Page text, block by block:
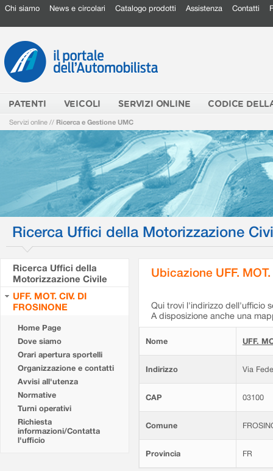
Chi siamo News e circolari Catalogo prodotti Assistenza Contatti
PATENTI VEICOLI SERVIZI ONLINE CODICE
Servizi online // Ricerca e Gestione UMC
Ricerca Uffici della Motorizzazione
Ricerca Uffici della
Motorizzazione Civile
UFF. MOT. CIV. DI
FROSINONE
Home Page
Dove siamo
Orari apertura sportelli
Organizzazione e contatti
Avvisi all'utenza
Normative
Turni operativi
Richiesta
informazioni/Contatta
l'ufficio
Ubicazione UFF.
Qui trovi l'indirizzo dell'ufficio
A disposizione anche una
Nome UFF.
Indirizzo Via
CAP 03100
Comune
Provincia FR